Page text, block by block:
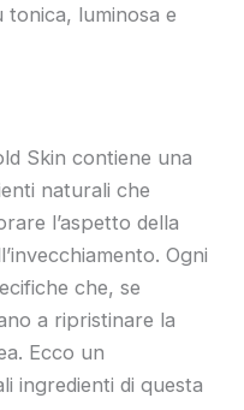
luminosa e
Skin contiene una
naturali che
l’aspetto della
Ogni
che, se
a ripristinare la
Ecco un
ingredienti di questa